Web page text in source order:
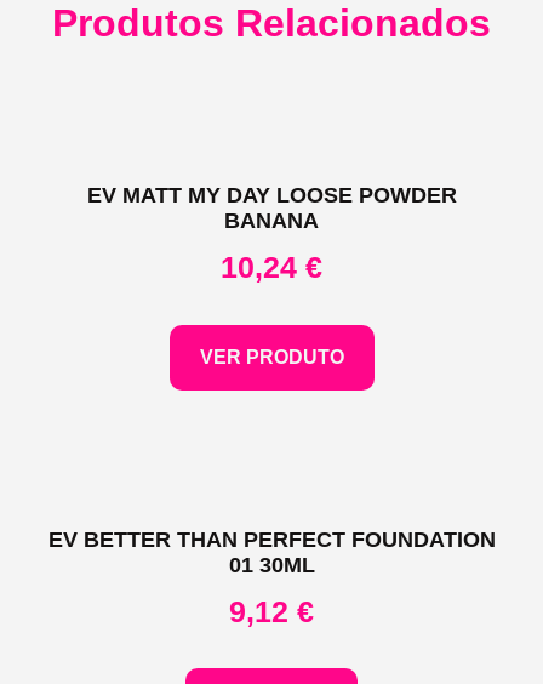
Produtos Relacionados
EV MATT MY DAY LOOSE POWDER
BANANA
10,24 €
VER PRODUTO
EV BETTER THAN PERFECT FOUNDATION
01 30ML
9,12 €